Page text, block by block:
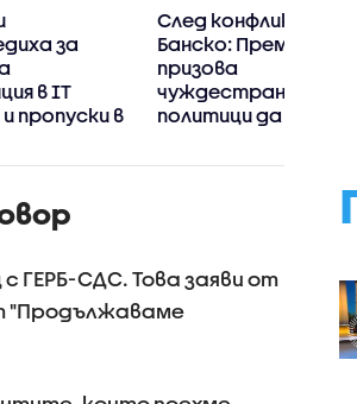
за
в IT
пропуски в
След конфликта в
Банско: Премиерът
призова
чуждестранните
политици да не
оценките за
ГЕРБ-СДС. Това заяви от
"Продължаваме